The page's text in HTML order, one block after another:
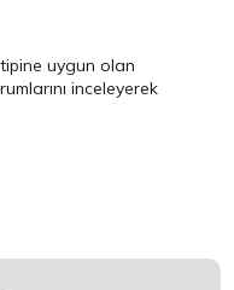
uygun olan
inceleyerek